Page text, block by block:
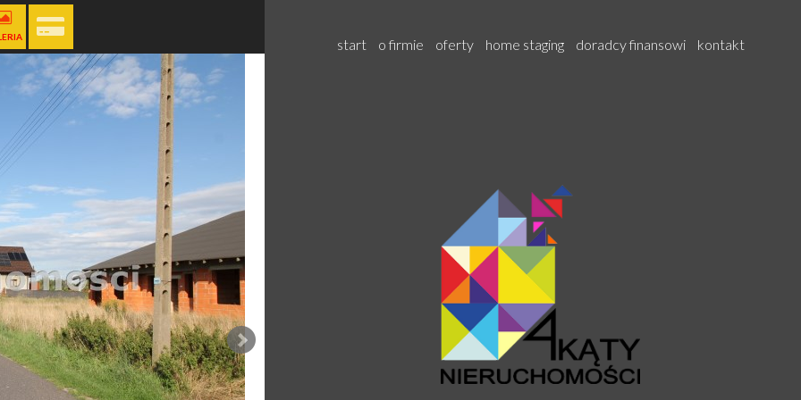
start o firmie oferty home staging doradcy finansowi kontakt